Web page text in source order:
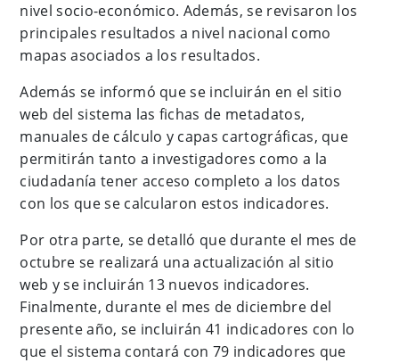
nivel socio-económico. Además, se revisaron los
principales resultados a nivel nacional como
mapas asociados a los resultados.
Además se informó que se incluirán en el sitio
web del sistema las fichas de metadatos,
manuales de cálculo y capas cartográficas, que
permitirán tanto a investigadores como a la
ciudadanía tener acceso completo a los datos
con los que se calcularon estos indicadores.
Por otra parte, se detalló que durante el mes de
octubre se realizará una actualización al sitio
web y se incluirán 13 nuevos indicadores.
Finalmente, durante el mes de diciembre del
presente año, se incluirán 41 indicadores con lo
que el sistema contará con 79 indicadores que